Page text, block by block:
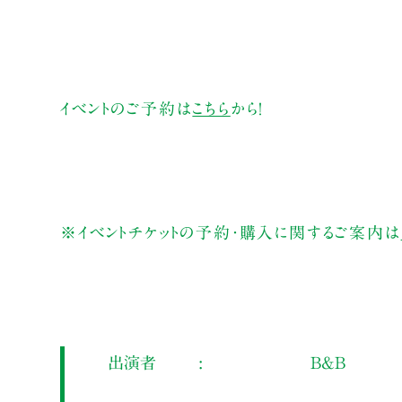
イベントのご予約はこちら から！
※イベントチケットの予約・購入に関するご案内は
出演者 B&B